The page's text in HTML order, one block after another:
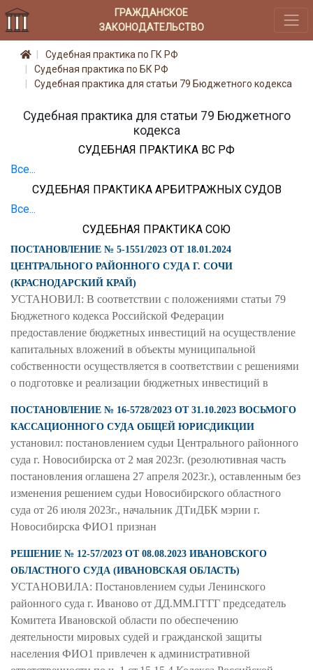
ГРАЖДАНСКОЕ
ЗАКОНОДАТЕЛЬСТВО
Судебная практика по ГК РФ
Судебная практика по БК РФ
Судебная практика для статьи 79 Бюджетного кодекса
Судебная практика для статьи 79 Бюджетного
кодекса
СУДЕБНАЯ ПРАКТИКА ВС РФ
Все...
СУДЕБНАЯ ПРАКТИКА АРБИТРАЖНЫХ СУДОВ
Все...
СУДЕБНАЯ ПРАКТИКА СОЮ
ПОСТАНОВЛЕНИЕ № 5-1551/2023 ОТ 18.01.2024
ЦЕНТРАЛЬНОГО РАЙОННОГО СУДА Г. СОЧИ
(КРАСНОДАРСКИЙ КРАЙ)
УСТАНОВИЛ: В соответствии с положениями статьи 79
Бюджетного кодекса Российской Федерации
предоставление бюджетных инвестиций на осуществление
капитальных вложений в объекты муниципальной
собственности осуществляется в соответствии с решениями
о подготовке и реализации бюджетных инвестиций в
ПОСТАНОВЛЕНИЕ № 16-5728/2023 ОТ 31.10.2023 ВОСЬМОГО
КАССАЦИОННОГО СУДА ОБЩЕЙ ЮРИСДИКЦИИ
установил: постановлением судьи Центрального районного
суда г. Новосибирска от 2 мая 2023г. (резолютивная часть
постановления оглашена 27 апреля 2023г.), оставленным без
изменения решением судьи Новосибирского областного
суда от 26 июля 2023г., начальник ДТиДБК мэрии г.
Новосибирска ФИО1 признан
РЕШЕНИЕ № 12-57/2023 ОТ 08.08.2023 ИВАНОВСКОГО
ОБЛАСТНОГО СУДА (ИВАНОВСКАЯ ОБЛАСТЬ)
УСТАНОВИЛА: Постановлением судьи Ленинского
районного суда г. Иваново от ДД.ММ.ГГГГ председатель
Комитета Ивановской области по обеспечению
деятельности мировых судей и гражданской защиты
населения ФИО1 привлечен к административной